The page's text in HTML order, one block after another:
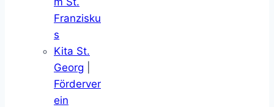
Franzisku
s
Kita St.
Georg
Förderver
ein